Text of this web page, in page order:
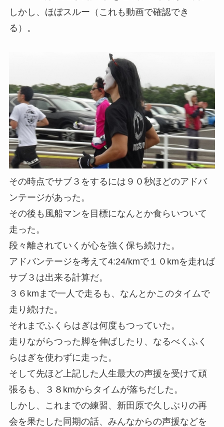
しかし、ほぼスルー（これも動画で確認でき
る）。
その時点でサブ３をするには９０秒ほどのアドバ
ンテージがあった。
その後も風船マンを目標になんとか食らいついて
走った。
段々離されていくが心を強く保ち続けた。
アドバンテージを考えて4:24/kmで１０kmを走れば
サブ３は出来る計算だ。
３６kmまで一人で走るも、なんとかこのタイムで
走り続けた。
それまでふくらはぎは何度もつっていた。
走りながらつった脚を伸ばしたり、なるべくふく
らはぎを使わずに走った。
そして先ほど上記した人生最大の声援を受けて頑
張るも、３８kmからタイムが落ちだした。
しかし、これまでの練習、新田原で久しぶりの再
会を果たした同期の話、みんなからの声援などを